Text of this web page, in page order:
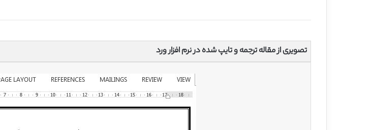
تصویری از مقاله ترجمه و تایپ شده در نرم افزار ورد